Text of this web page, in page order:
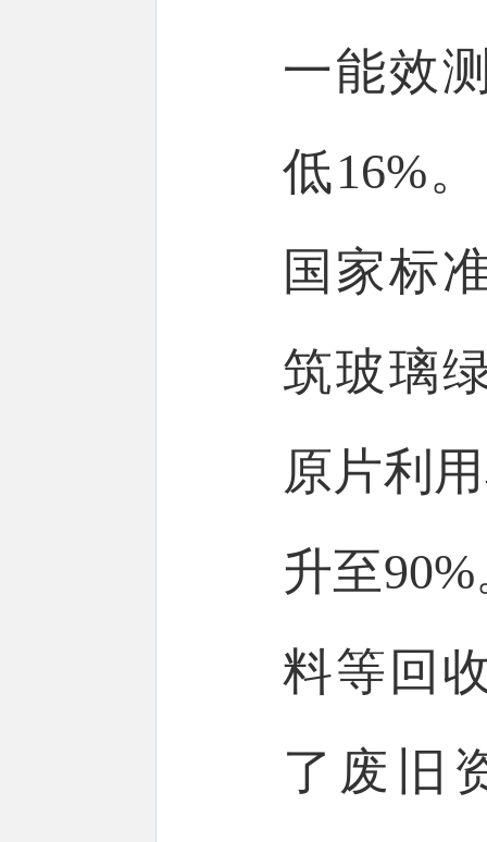
一能效
低16%
国家标
筑玻璃
原片利
升至
料等回
了废旧